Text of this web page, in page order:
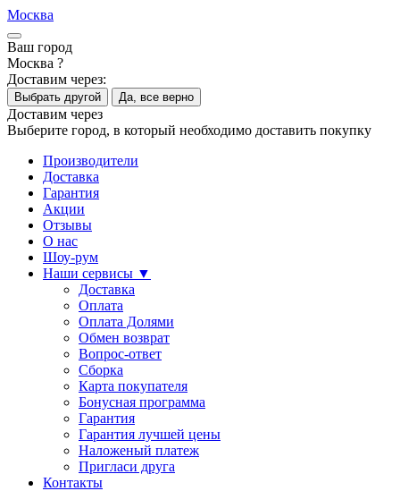
Москва
Ваш город
Москва ?
Доставим через:
Выбрать другой Да, все верно
Доставим через
Выберите город, в который необходимо доставить покупку
Производители
Доставка
Гарантия
Акции
Отзывы
О нас
Шоу-рум
Наши сервисы ▼
Доставка
Оплата
Оплата Долями
Обмен возврат
Вопрос-ответ
Сборка
Карта покупателя
Бонусная программа
Гарантия
Гарантия лучшей цены
Наложеный платеж
Пригласи друга
Контакты